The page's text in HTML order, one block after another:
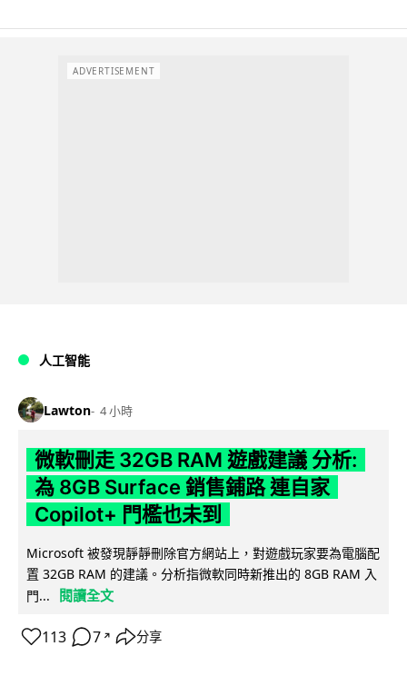
ADVERTISEMENT
人工智能
Lawton 4 小時
微軟刪走 32GB RAM 遊戲建議 分析:
為 8GB Surface 銷售鋪路 連自家
Copilot+ 門檻也未到
Microsoft 被發現靜靜刪除官方網站上，對遊戲玩家要為電腦配
置 32GB RAM 的建議。分析指微軟同時新推出的 8GB RAM 入
門...
閱讀全文
113 7 ↗ 分享